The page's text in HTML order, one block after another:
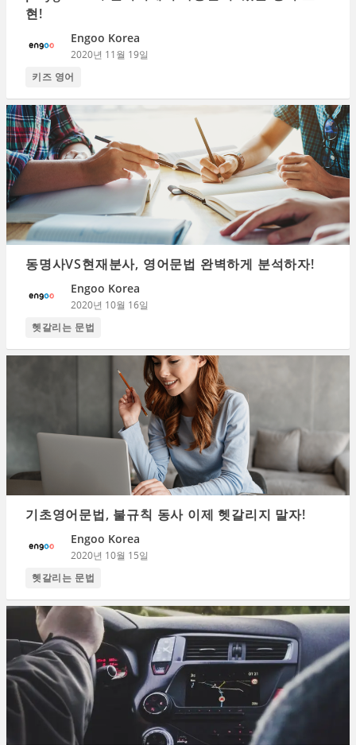
현!
Engoo Korea
2020년 11월 19일
키즈 영어
동명사VS현재분사, 영어문법 완벽하게 분석하자!
Engoo Korea
2020년 10월 16일
헷갈리는 문법
기초영어문법, 불규칙 동사 이제 헷갈리지 말자!
Engoo Korea
2020년 10월 15일
헷갈리는 문법